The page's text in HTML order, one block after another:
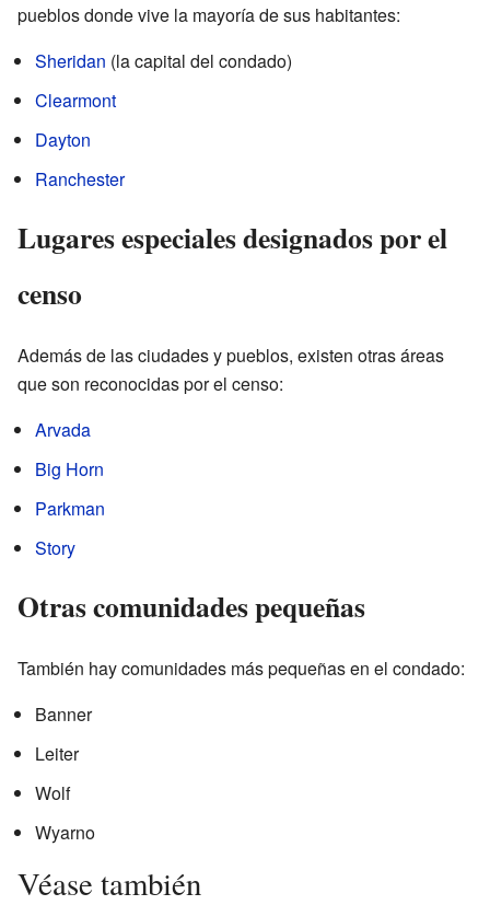
pueblos donde vive la mayoría de sus habitantes:
Sheridan (la capital del condado)
Clearmont
Dayton
Ranchester
Lugares especiales designados por el
censo
Además de las ciudades y pueblos, existen otras áreas
que son reconocidas por el censo:
Arvada
Big Horn
Parkman
Story
Otras comunidades pequeñas
También hay comunidades más pequeñas en el condado:
Banner
Leiter
Wolf
Wyarno
Véase también